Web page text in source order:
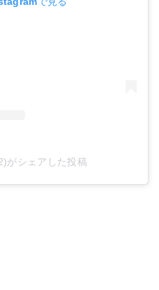
がシェアした投稿